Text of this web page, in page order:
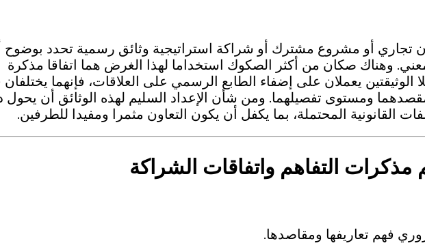
تجاري أو مشروع مشترك أو شراكة استراتيجية وثائق رسمية تحدد بوضوح
وهناك صكان من أكثر الصكوك استخداما لهذا الغرض هما اتفاقا مذكرة
الوثيقتين يعملان على إضفاء الطابع الرسمي على العلاقات، فإنهما
ومقصدهما ومستوى تفصيلهما. ومن شأن الإعداد السليم لهذه الوثائق أن يحول
القانونية المحتملة، بما يكفل أن يكون التعاون مثمرا ومفيدا للطرفين.
مذكرات التفاهم واتفاقات الشراكة
فهم تعاريفها ومقاصدها.